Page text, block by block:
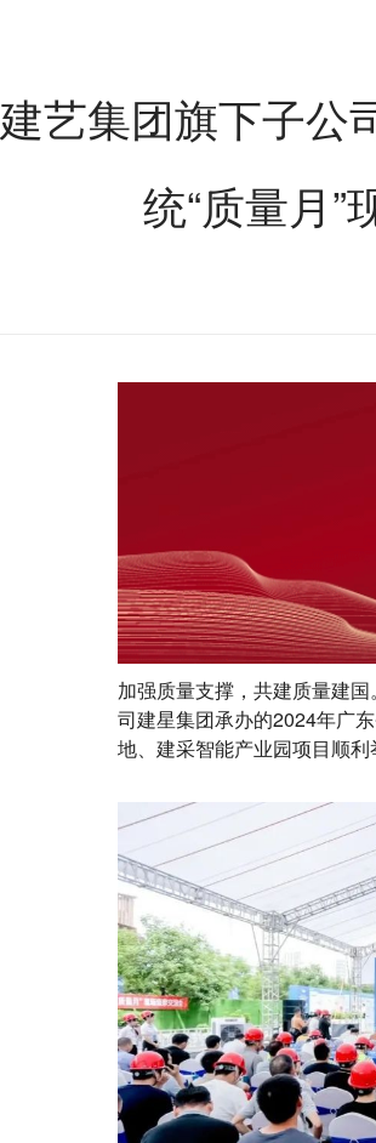
建艺集团旗下子公
统“质量月”
加强质量支撑，共建质量建
司建星集团承办的2024年广
地、建采智能产业园项目顺